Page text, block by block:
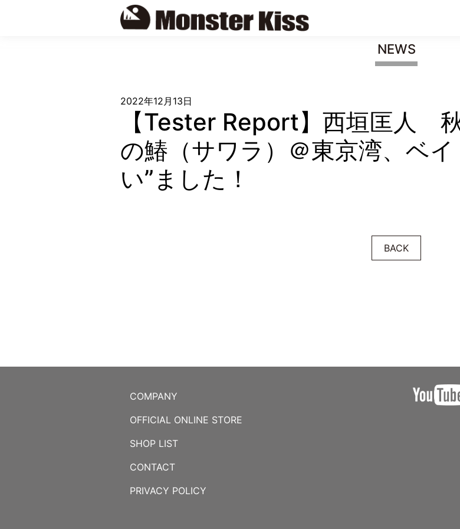
NEWS
2022年12月13日
【Tester Report】西垣匡人
の鰆（サワラ）＠東京湾、ベ
い”ました！
BACK
COMPANY
OFFICIAL ONLINE STORE
SHOP LIST
CONTACT
PRIVACY POLICY